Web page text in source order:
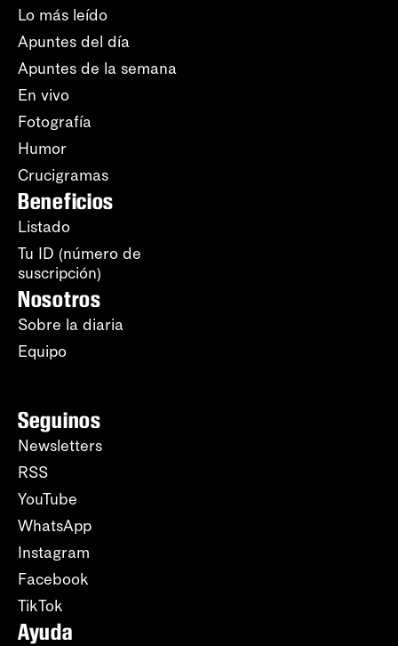
Lo más leído
Apuntes del día
Apuntes de la semana
En vivo
Fotografía
Humor
Crucigramas
Beneficios
Listado
Tu ID (número de
suscripción)
Nosotros
Sobre la diaria
Equipo
Seguinos
Newsletters
RSS
YouTube
WhatsApp
Instagram
Facebook
TikTok
Ayuda